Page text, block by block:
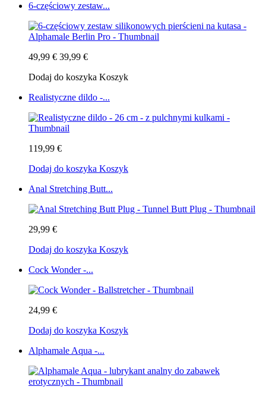
6-częściowy zestaw...
49,99 € 39,99 €
Dodaj do koszyka Koszyk
Realistyczne dildo -...
119,99 €
Dodaj do koszyka Koszyk
Anal Stretching Butt...
29,99 €
Dodaj do koszyka Koszyk
Cock Wonder -...
24,99 €
Dodaj do koszyka Koszyk
Alphamale Aqua -...